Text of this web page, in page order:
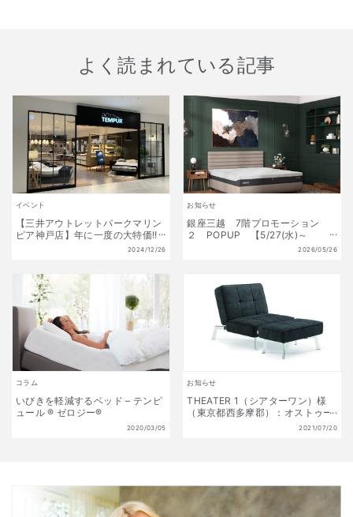
よく読まれている記事
イベント
【三井アウトレットパークマリン
ピア神戸店】年に一度の大特価!!
初夢福袋 販売開始!! 1月1日(水)
2024/12/26
お知らせ
銀座三越 7階プロモーション
２ POPUP 【5/27(水)～
2026/05/26
コラム
いびきを軽減するベッド – テンピ
ュール ® ゼロジー®
2020/03/05
お知らせ
THEATER 1（シアターワン）様
（東京都西多摩郡）：オストゥー
2021/07/20